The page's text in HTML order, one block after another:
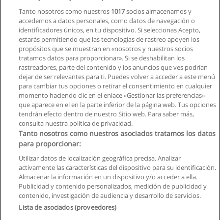
Solicita información
Privacidad de datos
Contactar con Educaedu
Copyright © Educaedu Business S.L. - CIF : B-95610580: -
Tanto nosotros como nuestros 1017socios almacenamos y
accedemos a datos personales, como datos de navegación o
identificadores únicos, en tu dispositivo. Si seleccionas Acepto,
estarás permitiendo que las tecnologías de rastreo apoyen los
propósitos que se muestran en «nosotros y nuestros socios
tratamos datos para proporcionar». Si se deshabilitan los
rastreadores, parte del contenido y los anuncios que ves podrían
dejar de ser relevantes para ti. Puedes volver a acceder a este menú
para cambiar tus opciones o retirar el consentimiento en cualquier
momento haciendo clic en el enlace «Gestionar las preferencias»
que aparece en el en la parte inferior de la página web. Tus opciones
tendrán efecto dentro de nuestro Sitio web. Para saber más,
consulta nuestra política de privacidad.
Tanto nosotros como nuestros asociados tratamos los datos
para proporcionar:
Utilizar datos de localización geográfica precisa. Analizar
activamente las características del dispositivo para su identificación.
Almacenar la información en un dispositivo y/o acceder a ella.
Publicidad y contenido personalizados, medición de publicidad y
contenido, investigación de audiencia y desarrollo de servicios.
Lista de asociados (proveedores)